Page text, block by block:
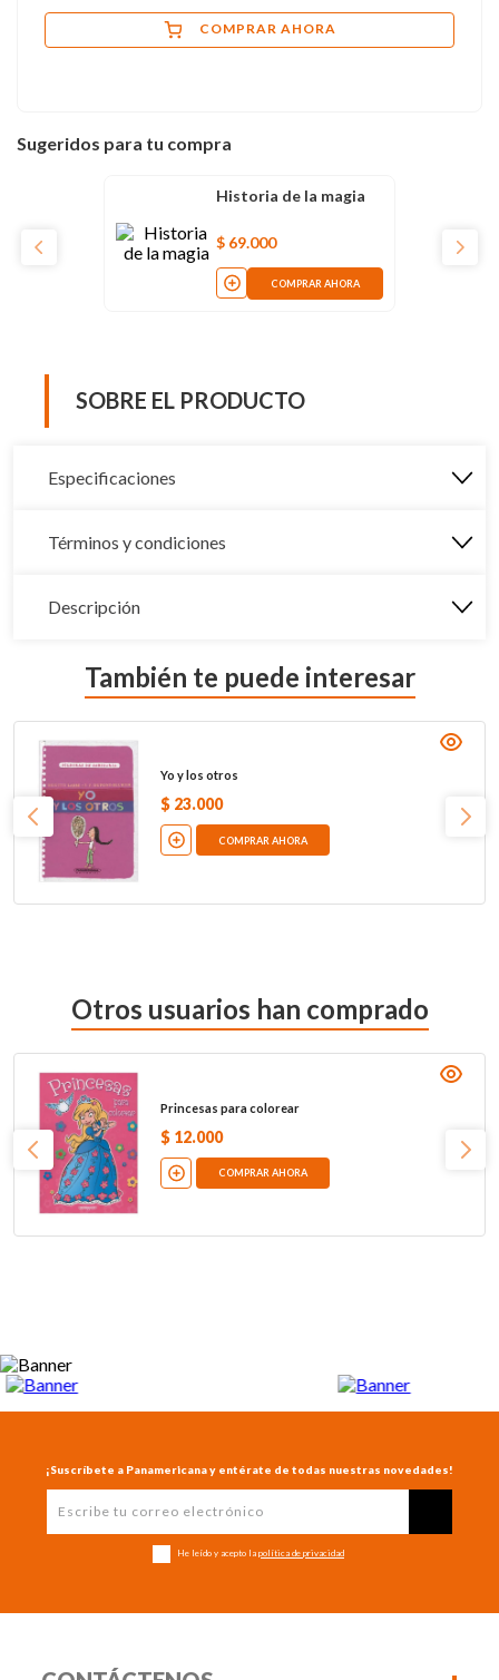
COMPRAR AHORA
Sugeridos para tu compra
Historia de la magia
$ 69.000
COMPRAR AHORA
SOBRE EL PRODUCTO
Especificaciones
Términos y condiciones
Descripción
También te puede interesar
Yo y los otros
$ 23.000
COMPRAR AHORA
Otros usuarios han comprado
Princesas para colorear
$ 12.000
COMPRAR AHORA
¡Suscríbete a Panamericana y entérate de todas nuestras novedades!
He leído y acepto la política de privacidad